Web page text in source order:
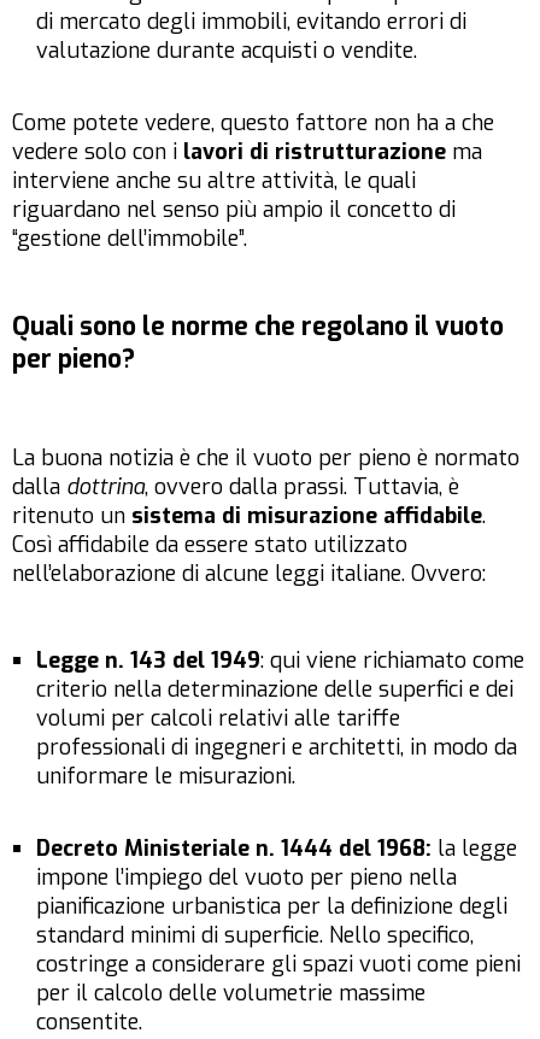
di mercato degli immobili, evitando errori di
valutazione durante acquisti o vendite.
Come potete vedere, questo fattore non ha a che
vedere solo con i lavori di ristrutturazione ma
interviene anche su altre attività, le quali
riguardano nel senso più ampio il concetto di
“gestione dell’immobile”.
Quali sono le norme che regolano il vuoto
per pieno?
La buona notizia è che il vuoto per pieno è normato
dalla dottrina, ovvero dalla prassi. Tuttavia, è
ritenuto un sistema di misurazione affidabile.
Così affidabile da essere stato utilizzato
nell’elaborazione di alcune leggi italiane. Ovvero:
Legge n. 143 del 1949: qui viene richiamato come
criterio nella determinazione delle superfici e dei
volumi per calcoli relativi alle tariffe
professionali di ingegneri e architetti, in modo da
uniformare le misurazioni.
Decreto Ministeriale n. 1444 del 1968: la legge
impone l’impiego del vuoto per pieno nella
pianificazione urbanistica per la definizione degli
standard minimi di superficie. Nello specifico,
costringe a considerare gli spazi vuoti come pieni
per il calcolo delle volumetrie massime
consentite.